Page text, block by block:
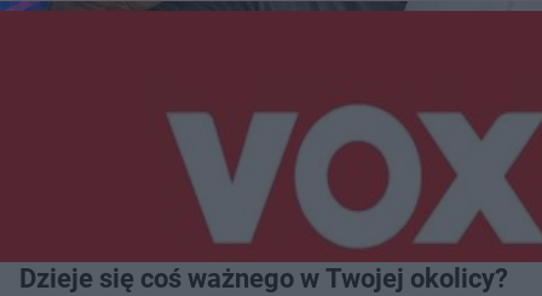
Dzieje się coś ważnego w Twojej okolicy?